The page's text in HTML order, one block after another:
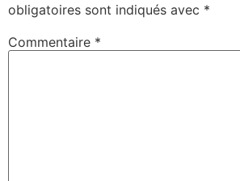
obligatoires sont indiqués avec *
Commentaire *